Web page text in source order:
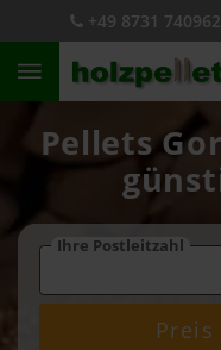
+49 8731
Pellets
Ihre Postleitzahl